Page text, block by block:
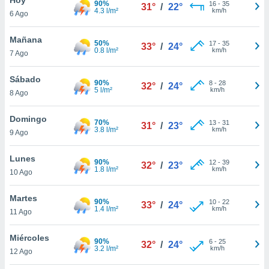
en
más
nuestra
de
cookies
aceptar
6 Ago
90%
4.3 l/m²
31° / 22° 16- 35
km/h
Mañana
7 Ago
50%
0.8 l/m²
33° / 24° 17- 35
km/h
Sábado
8 Ago
90%
5 l/m²
32° / 24° 8- 28
km/h
Domingo
9 Ago
70%
3.8 l/m²
31° / 23° 13- 31
km/h
Lunes
10 Ago
90%
1.8 l/m²
32° / 23° 12- 39
km/h
Martes
11 Ago
90%
1.4 l/m²
33° / 24° 10- 22
km/h
Miércoles
12 Ago
90%
3.2 l/m²
32° / 24° 6- 25
km/h